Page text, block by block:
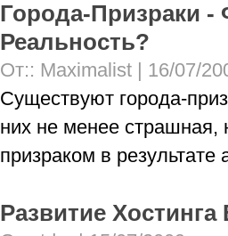
Города-Призраки -
Реальность?
От:: Maximalist | 16/07/
Существуют города-
них не менее страшная,
призраком в
Развитие Хостинга